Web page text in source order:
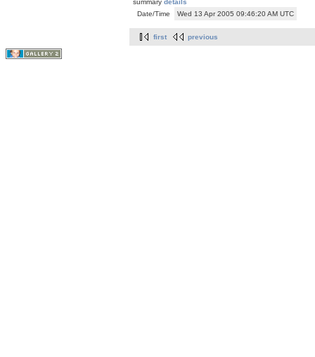
summary details
Date/Time
Wed 13 Apr 2005 09:46:20 AM UTC
first previous